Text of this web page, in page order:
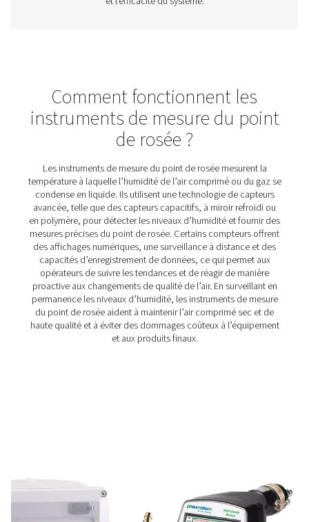
La gamme PDP Sens T20/T60/T100 garantit une
l’humidité résiduelle dans les systèmes d’air comprimé
ce qui permet de maintenir un air sec et de haute qualité
une stabilité à long terme et une résistance à la haute
fournit des données précises en temps réel pour les
critiques.